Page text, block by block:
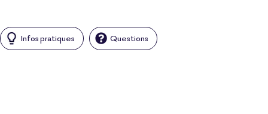
Infos pratiques Questions